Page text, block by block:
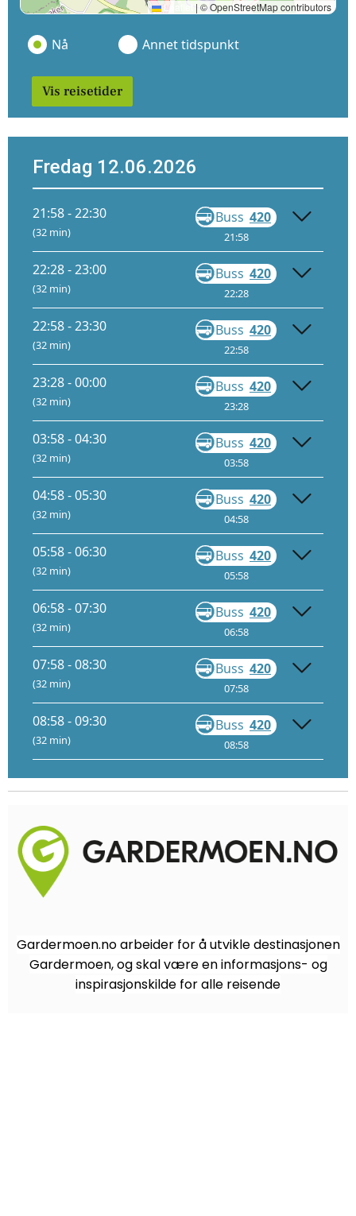
Leaflet | © OpenStreetMap contributors
Nå Annet tidspunkt
Vis reisetider
Fredag 12.06.2026
21:58 - 22:30
(32 min)
Buss 420
21:58
22:28 - 23:00
(32 min)
Buss 420
22:28
22:58 - 23:30
(32 min)
Buss 420
22:58
23:28 - 00:00
(32 min)
Buss 420
23:28
03:58 - 04:30
(32 min)
Buss 420
03:58
04:58 - 05:30
(32 min)
Buss 420
04:58
05:58 - 06:30
(32 min)
Buss 420
05:58
06:58 - 07:30
(32 min)
Buss 420
06:58
07:58 - 08:30
(32 min)
Buss 420
07:58
08:58 - 09:30
(32 min)
Buss 420
08:58
Gardermoen.no arbeider for å utvikle destinasjonen
Gardermoen, og skal være en informasjons- og
inspirasjonskilde for alle reisende